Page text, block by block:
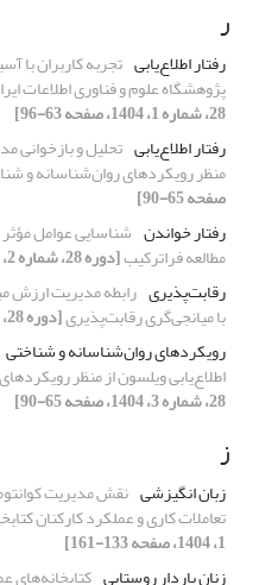
ر
رفتار اطلاع‌یابی تجربه کاربران با
پژوهشگاه علوم و فناوری اطلاعات
28، شماره 1، 1404، صفحه 63-96]
رفتار اطلاع‌یابی تحلیل و بازخوانی
منظر رویکردهای روان‌شناسانه و
صفحه 65-90]
رفتار خواندن شناسایی عوامل
مطالعه فراترکیب[دوره 28، شماره 2، 1404، صفحه 89-117]
رقابت‌پذیری رابطه مدیریت ارزش
با میانجی‌گری رقابت‌پذیری[دوره 28، شماره 2، 1404، صفحه 5-32]
رویکردهای روان‌شناسانه و شناختی
اطلاع‌یابی ویلسون از منظر
28، شماره 3، 1404، صفحه 65-90]
ز
زبان انگیزشی نقش مدیریت
تعاملات کاری و عملکرد کارکنان
1، 1404، صفحه 133-161]
زنان باردار روستایی کتابخانه‌های